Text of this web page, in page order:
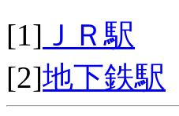
[1] ＪＲ駅
[2]地下鉄駅